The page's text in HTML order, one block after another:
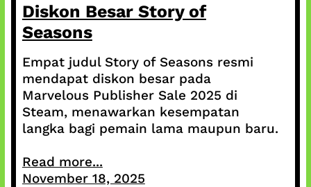
Diskon Besar Story of
Seasons
Empat judul Story of Seasons resmi
mendapat diskon besar pada
Marvelous Publisher Sale 2025 di
Steam, menawarkan kesempatan
langka bagi pemain lama maupun baru.
Read more...
November 18, 2025